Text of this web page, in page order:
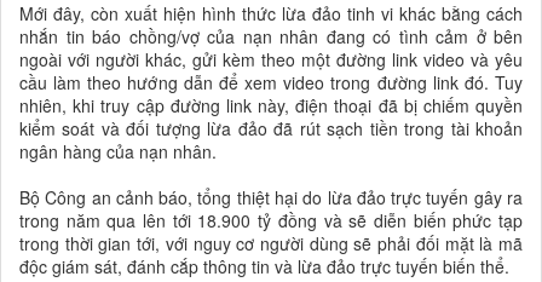
Mới đây, còn xuất hiện hình thức lừa đảo tinh vi khác bằng cách
nhắn tin báo chồng/vợ của nạn nhân đang có tình cảm ở bên
ngoài với người khác, gửi kèm theo một đường link video và yêu
cầu làm theo hướng dẫn để xem video trong đường link đó. Tuy
nhiên, khi truy cập đường link này, điện thoại đã bị chiếm quyền
kiểm soát và đối tượng lừa đảo đã rút sạch tiền trong tài khoản
ngân hàng của nạn nhân.
Bộ Công an cảnh báo, tổng thiệt hại do lừa đảo trực tuyến gây ra
trong năm qua lên tới 18.900 tỷ đồng và sẽ diễn biến phức tạp
trong thời gian tới, với nguy cơ người dùng sẽ phải đối mặt là mã
độc giám sát, đánh cắp thông tin và lừa đảo trực tuyến biến thể.